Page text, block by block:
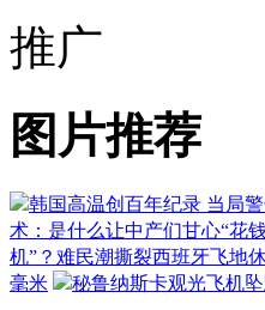
推广
图片推荐
韩国高温创百年纪录 当局
术：是什么让中产们甘心“花
机”？难民潮撕裂西班牙飞地
毫米
秘鲁纳斯卡观光飞机